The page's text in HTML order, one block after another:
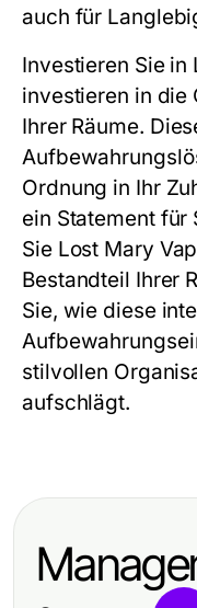
auch für
Investieren Sie in
investieren in die
Ihrer Räume.
Ordnung in Ihr
ein Statement für
Sie Lost Mary
Bestandteil Ihrer
Sie, wie diese
stilvollen
aufschlägt.